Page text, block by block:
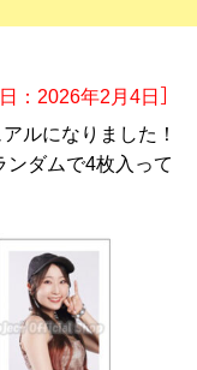
日：2026年2月4日］
ルになりました！
ダムで4枚入って